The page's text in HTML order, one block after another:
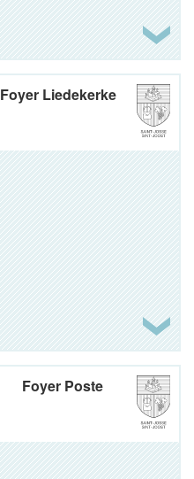
Foyer Liedekerke
Foyer Poste